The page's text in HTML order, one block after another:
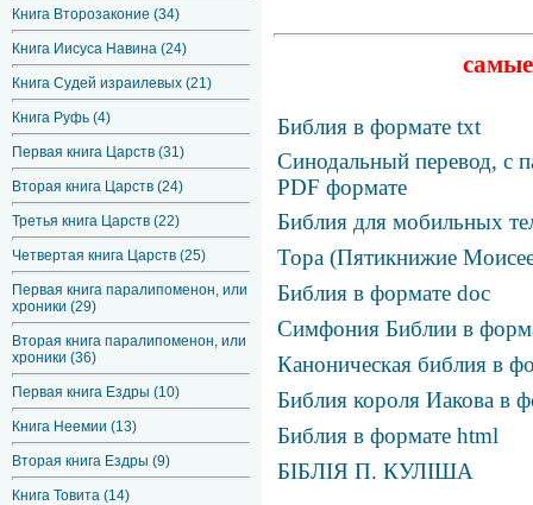
Книга Второзаконие (34)
Книга Иисуса Навина (24)
Книга Судей израилевых (21)
Книга Руфь (4)
Первая книга Царств (31)
Вторая книга Царств (24)
Третья книга Царств (22)
Четвертая книга Царств (25)
Первая книга паралипоменон, или
хроники (29)
Вторая книга паралипоменон, или
хроники (36)
Первая книга Ездры (10)
Книга Неемии (13)
Вторая книга Ездры (9)
Книга Товита (14)
Библия в формате txt
Синодальный перевод, с
PDF формате
Библия для мобильных
Тора (Пятикнижие
Библия в формате doc
Симфония Библии в
Каноническая библия в
Библия короля Иакова в
Библия в формате html
БІБЛІЯ П. КУЛІША